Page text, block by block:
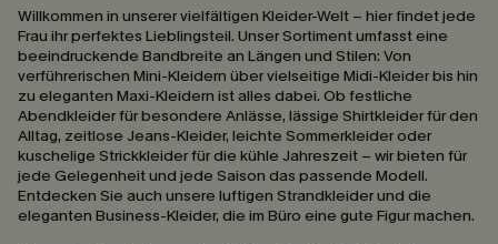
Willkommen in unserer vielfältigen Kleider-Welt – hier findet jede
Frau ihr perfektes Lieblingsteil. Unser Sortiment umfasst eine
beeindruckende Bandbreite an Längen und Stilen: Von
verführerischen Mini-Kleidern über vielseitige Midi-Kleider bis hin
zu eleganten Maxi-Kleidern ist alles dabei. Ob festliche
Abendkleider für besondere Anlässe, lässige Shirtkleider für den
Alltag, zeitlose Jeans-Kleider, leichte Sommerkleider oder
kuschelige Strickkleider für die kühle Jahreszeit – wir bieten für
jede Gelegenheit und jede Saison das passende Modell.
Entdecken Sie auch unsere luftigen Strandkleider und die
eleganten Business-Kleider, die im Büro eine gute Figur machen.